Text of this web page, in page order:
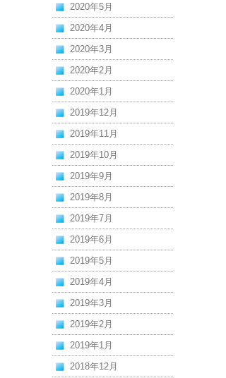
2020年5月
2020年4月
2020年3月
2020年2月
2020年1月
2019年12月
2019年11月
2019年10月
2019年9月
2019年8月
2019年7月
2019年6月
2019年5月
2019年4月
2019年3月
2019年2月
2019年1月
2018年12月